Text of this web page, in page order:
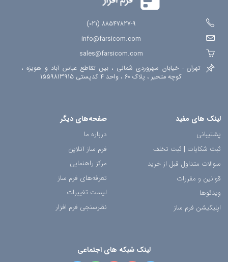
88547827-9 (021)
info@farsicom.com
sales@farsicom.com
تهران - خیابان سهروردی شمالی ، بین تقاطع عباس آباد و هویزه ،
کوچه متحیر ، پلاک 60 ، واحد 4 کدپستی 1559813915
لینک های مفید
پشتیبانی
ثبت شکایات | ثبت تخلف
سوالات متداول قبل از خرید
قوانین و مقررات
ویدئوها
اپلیکیشن فرم ساز
صفحه‌های دیگر
درباره ما
فرم ساز آنلاین
مرکز راهنمایی
تعرفه‌های فرم ساز
لیست تغییرات
نظرسنجی فرم افزار
لینک شبکه های اجتماعی